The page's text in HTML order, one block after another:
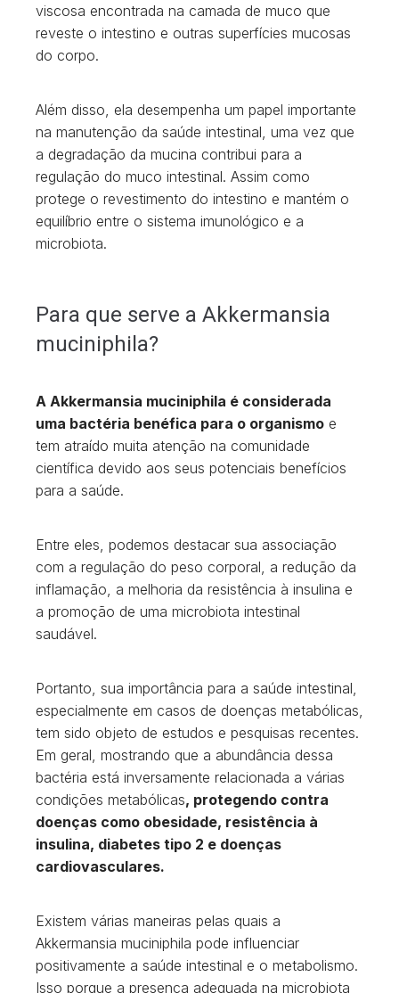
viscosa encontrada na camada de muco que
reveste o intestino e outras superfícies mucosas
do corpo.
Além disso, ela desempenha um papel importante
na manutenção da saúde intestinal, uma vez que
a degradação da mucina contribui para a
regulação do muco intestinal. Assim como
protege o revestimento do intestino e mantém o
equilíbrio entre o sistema imunológico e a
microbiota.
Para que serve a Akkermansia
muciniphila?
A Akkermansia muciniphila é considerada
uma bactéria benéfica para o organismo e
tem atraído muita atenção na comunidade
científica devido aos seus potenciais benefícios
para a saúde.
Entre eles, podemos destacar sua associação
com a regulação do peso corporal, a redução da
inflamação, a melhoria da resistência à insulina e
a promoção de uma microbiota intestinal
saudável.
Portanto, sua importância para a saúde intestinal,
especialmente em casos de doenças metabólicas,
tem sido objeto de estudos e pesquisas recentes.
Em geral, mostrando que a abundância dessa
bactéria está inversamente relacionada a várias
condições metabólicas, protegendo contra
doenças como obesidade, resistência à
insulina, diabetes tipo 2 e doenças
cardiovasculares.
Existem várias maneiras pelas quais a
Akkermansia muciniphila pode influenciar
positivamente a saúde intestinal e o metabolismo.
Isso porque a presença adequada na microbiota